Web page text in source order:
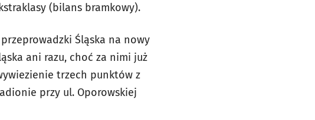
(bilans bramkowy).
Śląska na nowy
ani razu, choć za nimi już
trzech punktów z
przy ul. Oporowskiej